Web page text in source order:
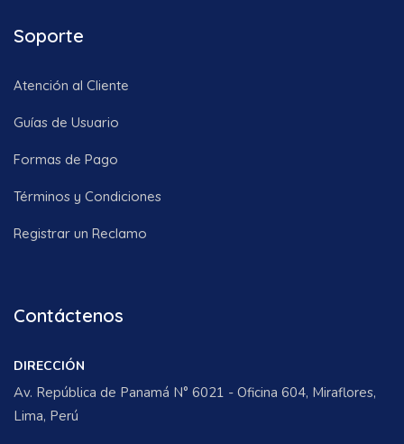
Soporte
Atención al Cliente
Guías de Usuario
Formas de Pago
Términos y Condiciones
Registrar un Reclamo
Contáctenos
DIRECCIÓN
Av. República de Panamá N° 6021 - Oficina 604, Miraflores,
Lima, Perú